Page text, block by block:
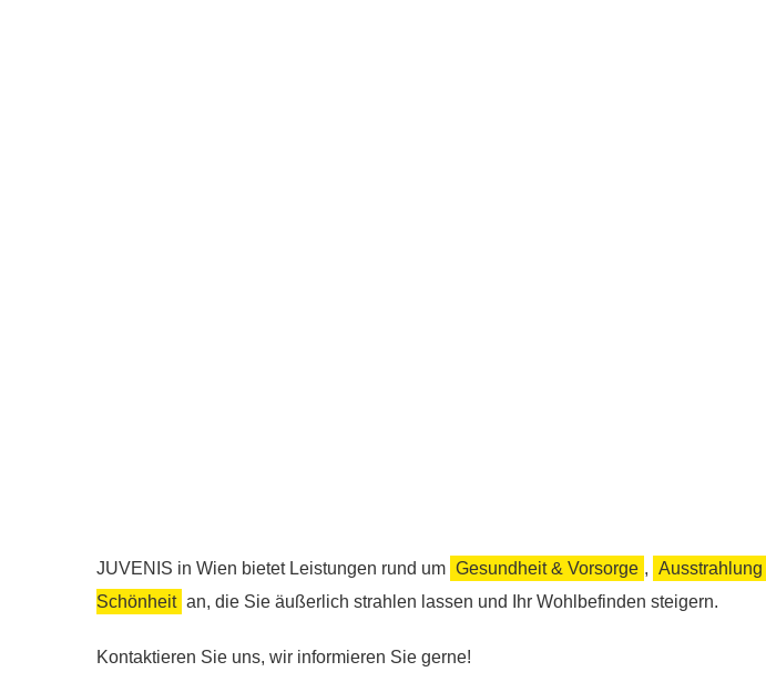
JUVENIS in Wien bietet Leistungen rund um Gesundheit & Vorsorge ,
Schönheit an, die Sie äußerlich strahlen lassen und Ihr Wohlbefinden steigern.
Kontaktieren Sie uns, wir informieren Sie gerne!